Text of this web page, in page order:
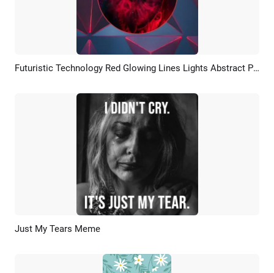
Anteprima Ricrea AI Futuristic Technology Red Glowing Lines Lights Abstract Portrait Picture
Anteprima
Just My Tears Meme